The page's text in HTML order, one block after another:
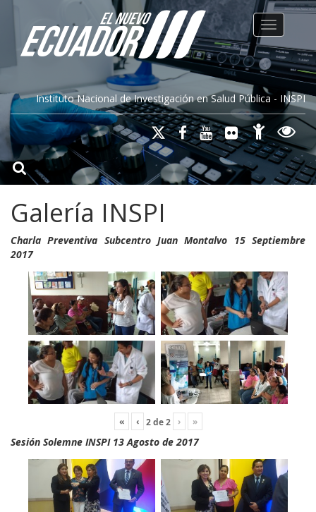
Instituto Nacional de Investigación en Salud Pública - INSPI
Toggle
Galería INSPI
Charla Preventiva Subcentro Juan Montalvo 15 Septiembre
2017
« ‹ 2de2 › »
Sesión Solemne INSPI 13 Agosto de 2017